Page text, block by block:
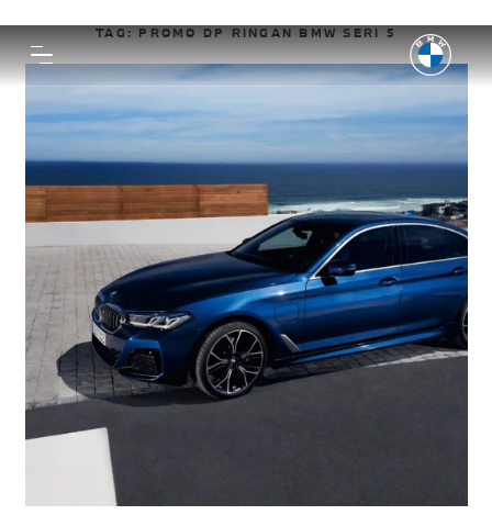
TAG:PROMO DP RINGAN BMW SERI 5